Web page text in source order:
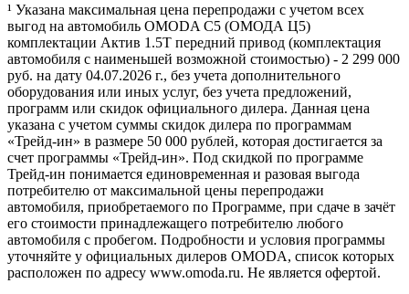
¹ Указана максимальная цена перепродажи с учетом всех
выгод на автомобиль OMODA C5 (ОМОДА Ц5)
комплектации Актив 1.5Т передний привод (комплектация
автомобиля с наименьшей возможной стоимостью) - 2 299 000
руб. на дату 04.07.2026 г., без учета дополнительного
оборудования или иных услуг, без учета предложений,
программ или скидок официального дилера. Данная цена
указана с учетом суммы скидок дилера по программам
«Трейд-ин» в размере 50 000 рублей, которая достигается за
счет программы «Трейд-ин». Под скидкой по программе
Трейд-ин понимается единовременная и разовая выгода
потребителю от максимальной цены перепродажи
автомобиля, приобретаемого по Программе, при сдаче в зачёт
его стоимости принадлежащего потребителю любого
автомобиля с пробегом. Подробности и условия программы
уточняйте у официальных дилеров OMODA, список которых
расположен по адресу www.omoda.ru. Не является офертой.